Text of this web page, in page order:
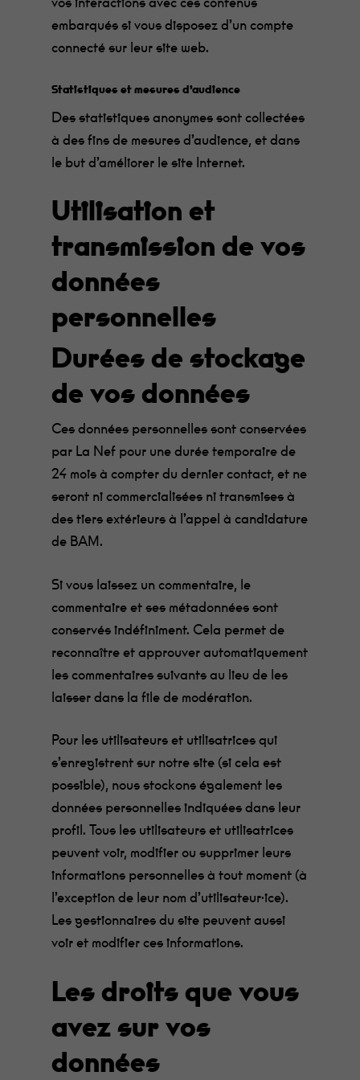
vos interactions avec ces contenus
embarqués si vous disposez d’un compte
connecté sur leur site web.
Statistiques et mesures d’audience
Des statistiques anonymes sont collectées
à des fins de mesures d’audience, et dans
le but d’améliorer le site Internet.
Utilisation et
transmission de vos
données
personnelles
Durées de stockage
de vos données
Ces données personnelles sont conservées
par La Nef pour une durée temporaire de
24 mois à compter du dernier contact, et ne
seront ni commercialisées ni transmises à
des tiers extérieurs à l’appel à candidature
de BAM.
Si vous laissez un commentaire, le
commentaire et ses métadonnées sont
conservés indéfiniment. Cela permet de
reconnaître et approuver automatiquement
les commentaires suivants au lieu de les
laisser dans la file de modération.
Pour les utilisateurs et utilisatrices qui
s’enregistrent sur notre site (si cela est
possible), nous stockons également les
données personnelles indiquées dans leur
profil. Tous les utilisateurs et utilisatrices
peuvent voir, modifier ou supprimer leurs
informations personnelles à tout moment (à
l’exception de leur nom d’utilisateur·ice).
Les gestionnaires du site peuvent aussi
voir et modifier ces informations.
Les droits que vous
avez sur vos
données
sont pas
facultatifs. Ils
nécessaires au